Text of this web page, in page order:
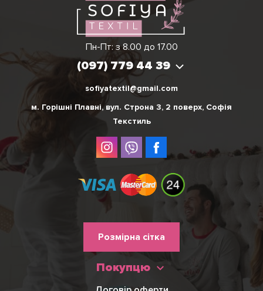
Пн-Пт: з 8.00 до 17.00
(097) 779 44 39
Вікторія
(097) 779 44 39
sofiyatextil@gmail.com
м. Горішні Плавні, вул. Строна 3, 2 поверх, Софія
Текстиль
колонтитулу
Розмірна сітка
Покупцю